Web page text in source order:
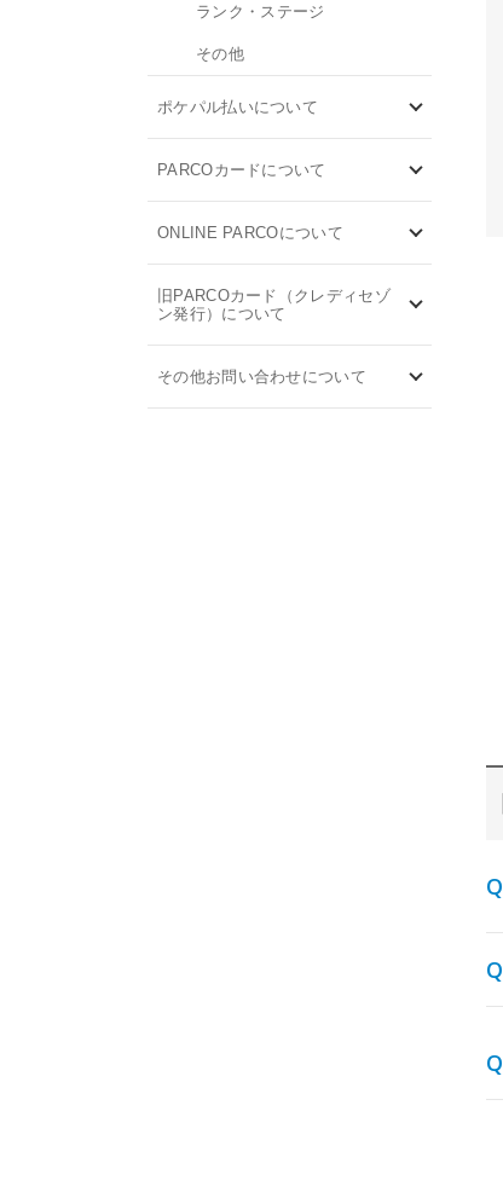
ランク・ステージ
その他
ポケパル払いについて
PARCOカードについて
ONLINE PARCOについて
旧PARCOカード（クレディセゾ
ン発行）について
その他お問い合わせについて